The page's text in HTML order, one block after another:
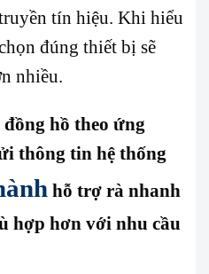
tín hiệu. Khi hiểu
đúng thiết bị sẽ
nhiều.
hồ theo ứng
thông tin hệ thống
hỗ trợ rà nhanh
hợp hơn với nhu cầu